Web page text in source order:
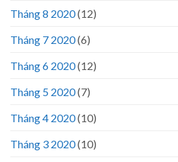
Tháng 8 2020(12)
Tháng 7 2020(6)
Tháng 6 2020(12)
Tháng 5 2020(7)
Tháng 4 2020(10)
Tháng 3 2020(10)